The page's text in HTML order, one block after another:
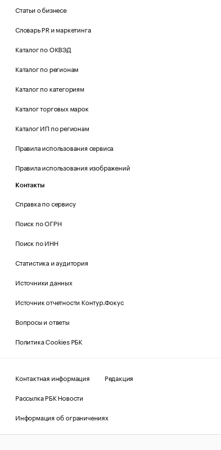
Статьи о бизнесе
Словарь PR и маркетинга
Каталог по ОКВЭД
Каталог по регионам
Каталог по категориям
Каталог торговых марок
Каталог ИП по регионам
Правила использования сервиса
Правила использования изображений
Контакты
Справка по сервису
Поиск по ОГРН
Поиск по ИНН
Статистика и аудитория
Источники данных
Источник отчетности Контур.Фокус
Вопросы и ответы
Политика Cookies РБК
Контактная информация
Редакция
Рассылка РБК Новости
Информация об ограничениях
Правовая информация
О соблюдении авторских прав